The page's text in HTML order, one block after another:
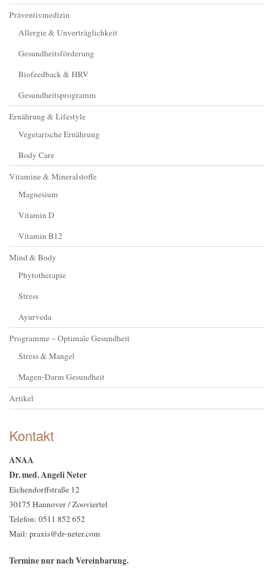
Präventivmedizin
Allergie & Unverträglichkeit
Gesundheitsförderung
Biofeedback & HRV
Gesundheitsprogramm
Ernährung & Lifestyle
Vegetarische Ernährung
Body Care
Vitamine & Mineralstoffe
Magnesium
Vitamin D
Vitamin B12
Mind & Body
Phytotherapie
Stress
Ayurveda
Programme – Optimale Gesundheit
Stress & Mangel
Magen-Darm Gesundheit
Artikel
Kontakt
ANAA
Dr. med. Angeli Neter
Eichendorffstraße 12
30175 Hannover / Zooviertel
Telefon: 0511 852 652
Mail: praxis@dr-neter.com
Termine nur nach Vereinbarung.